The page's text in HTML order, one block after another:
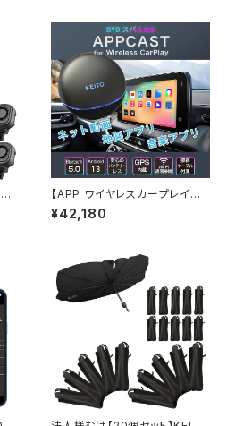
【APP ワイヤレスカープレイ対
応】BYD・スバル対応YouTube
やNetflixやネットが観られるA
¥42,180